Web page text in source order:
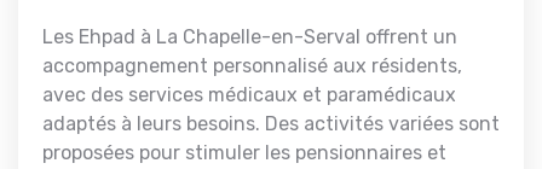
Les Ehpad à La Chapelle-en-Serval offrent un
accompagnement personnalisé aux résidents,
avec des services médicaux et paramédicaux
adaptés à leurs besoins. Des activités variées sont
proposées pour stimuler les pensionnaires et